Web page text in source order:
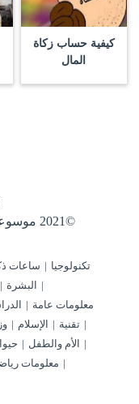
كيفية حساب زكاة
المال
©2021 موسوعة نعلم،
تكنولوجيا ساعات
البشرة
معلومات عامة
تقنية
الإسلام
الأم والطفل
معلومات